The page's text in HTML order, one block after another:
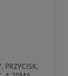
PRZYCISK,